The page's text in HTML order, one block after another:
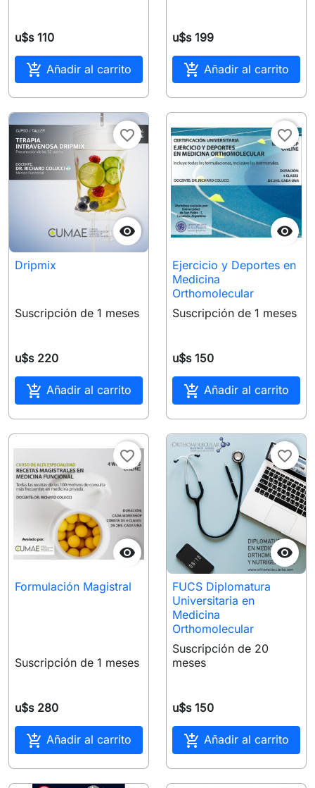
u$s 110
 Añadir al carrito
u$s 199
 Añadir al carrito

favorite_border
Dripmix
Suscripción de 1 meses
u$s 220
 Añadir al carrito

favorite_border
Ejercicio y Deportes en
Medicina
Orthomolecular
Suscripción de 1 meses
u$s 150
 Añadir al carrito

favorite_border
Formulación Magistral
Suscripción de 1 meses
u$s 280
 Añadir al carrito

favorite_border
FUCS Diplomatura
Universitaria en
Medicina
Orthomolecular
Suscripción de 20
meses
u$s 150
 Añadir al carrito